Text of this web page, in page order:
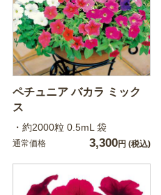
ペチュニア バカラ ミック
ス
・約2000粒 0.5mL 袋
通常価格 3,300円 (税込)